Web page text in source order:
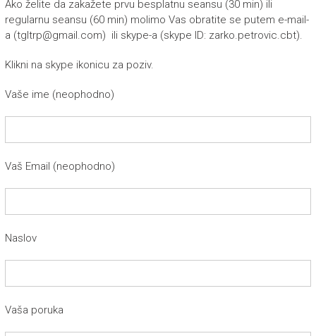
Ako želite da zakažete prvu besplatnu seansu (30 min) ili
regularnu seansu (60 min) molimo Vas obratite se putem e-mail-
a (tgltrp@gmail.com) ili skype-a (skype ID: zarko.petrovic.cbt).
Klikni na skype ikonicu za poziv.
Vaše ime (neophodno)
Vaš Email (neophodno)
Naslov
Vaša poruka